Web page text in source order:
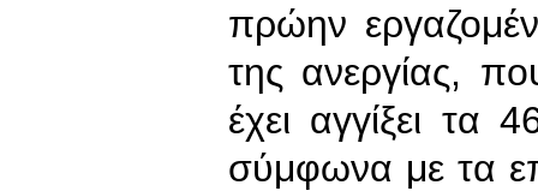
πρώην
της ανεργίας,
έχει αγγίξει
σύμφωνα με τα